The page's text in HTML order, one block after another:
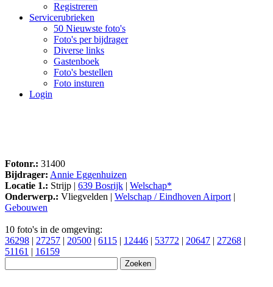
Registreren
Servicerubrieken
50 Nieuwste foto's
Foto's per bijdrager
Diverse links
Gastenboek
Foto's bestellen
Foto insturen
Login
Fotonr.: 31400
Bijdrager: Annie Eggenhuizen
Locatie 1.: Strijp | 639 Bosrijk | Welschap*
Onderwerp.: Vliegvelden | Welschap / Eindhoven Airport |
Gebouwen
10 foto's in de omgeving:
36298 | 27257 | 20500 | 6115 | 12446 | 53772 | 20647 | 27268 |
51161 | 16159